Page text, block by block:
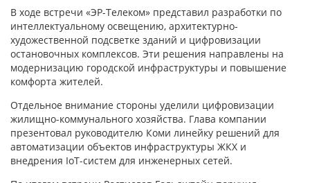
В ходе встречи «ЭР-Телеком» представил разработки по
интеллектуальному освещению, архитектурно-
художественной подсветке зданий и цифровизации
остановочных комплексов. Эти решения направлены на
модернизацию городской инфраструктуры и повышение
комфорта жителей.
Отдельное внимание стороны уделили цифровизации
жилищно-коммунального хозяйства. Глава компании
презентовал руководителю Коми линейку решений для
автоматизации объектов инфраструктуры ЖКХ и
внедрения IoT-систем для инженерных сетей.